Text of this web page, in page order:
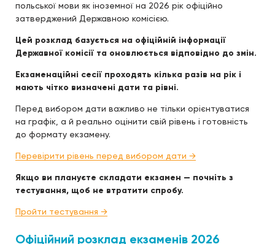
польської мови як іноземної на 2026 рік офіційно
затверджений Державною комісією.
Цей розклад базується на офіційній інформації
Державної комісії та оновлюється відповідно до змін.
Екзаменаційні сесії проходять кілька разів на рік і
мають чітко визначені дати та рівні.
Перед вибором дати важливо не тільки орієнтуватися
на графік, а й реально оцінити свій рівень і готовність
до формату екзамену.
Перевірити рівень перед вибором дати →
Якщо ви плануєте складати екзамен — почніть з
тестування, щоб не втратити спробу.
Пройти тестування →
Офіційний розклад екзаменів 2026